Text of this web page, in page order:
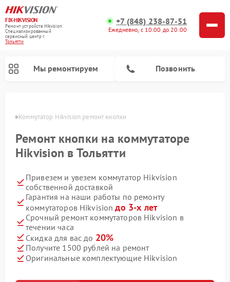
FIX-HIKVISION
Ремонт устройств Hikvision
Специализированный
cервисный центр г.
Тольятти
+7 (848) 238-87-51
Ежедневно, с 10:00 до 20:00
Мы ремонтируем Позвонить
Коммутатор Hikvision ремонт кнопки
Ремонт кнопки на коммутаторе
Hikvision в Тольятти
Привезем и увезем коммутатор Hikvision
собственной доставкой
Гарантия на наши работы по ремонту
коммутаторов Hikvisionдо 3-х лет
Срочный ремонт коммутаторов Hikvision в
течении часа
Скидка для вас до 20%
Получите 1500 рублей на ремонт
Оригинальные комплектующие Hikvision